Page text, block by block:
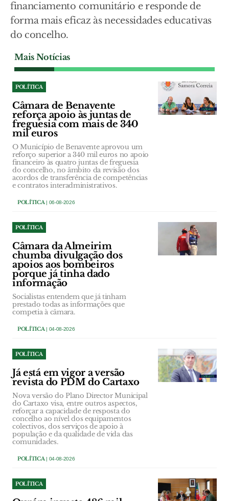
financiamento comunitário e responde de
forma mais eficaz às necessidades educativas
do concelho.
Mais Notícias
POLÍTICA
Câmara de Benavente
reforça apoio às juntas de
freguesia com mais de 340
mil euros
O Município de Benavente aprovou um
reforço superior a 340 mil euros no apoio
financeiro às quatro juntas de freguesia
do concelho, no âmbito da revisão dos
acordos de transferência de competências
e contratos interadministrativos.
POLÍTICA| 06-08-2026
POLÍTICA
Câmara da Almeirim
chumba divulgação dos
apoios aos bombeiros
porque já tinha dado
informação
Socialistas entendem que já tinham
prestado todas as informações que
competia à câmara.
POLÍTICA| 04-08-2026
POLÍTICA
Já está em vigor a versão
revista do PDM do Cartaxo
Nova versão do Plano Director Municipal
do Cartaxo visa, entre outros aspectos,
reforçar a capacidade de resposta do
concelho ao nível dos equipamentos
colectivos, dos serviços de apoio à
população e da qualidade de vida das
comunidades.
POLÍTICA| 04-08-2026
POLÍTICA